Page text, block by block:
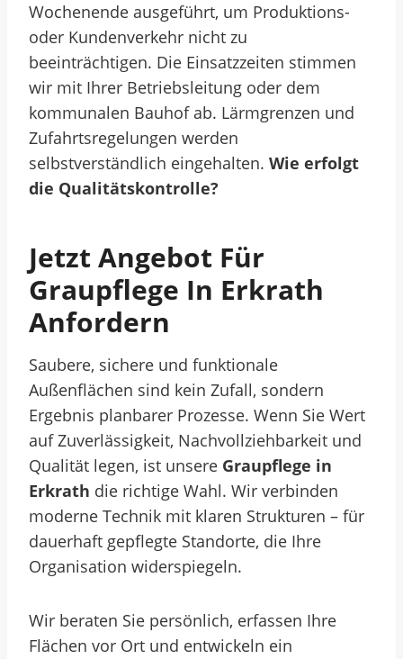
Wochenende ausgeführt, um Produktions-
oder Kundenverkehr nicht zu
beeinträchtigen. Die Einsatzzeiten stimmen
wir mit Ihrer Betriebsleitung oder dem
kommunalen Bauhof ab. Lärmgrenzen und
Zufahrtsregelungen werden
selbstverständlich eingehalten. Wie erfolgt
die Qualitätskontrolle?
Jetzt Angebot Für
Graupflege In Erkrath
Anfordern
Saubere, sichere und funktionale
Außenflächen sind kein Zufall, sondern
Ergebnis planbarer Prozesse. Wenn Sie Wert
auf Zuverlässigkeit, Nachvollziehbarkeit und
Qualität legen, ist unsere Graupflege in
Erkrath die richtige Wahl. Wir verbinden
moderne Technik mit klaren Strukturen – für
dauerhaft gepflegte Standorte, die Ihre
Organisation widerspiegeln.
Wir beraten Sie persönlich, erfassen Ihre
Flächen vor Ort und entwickeln ein